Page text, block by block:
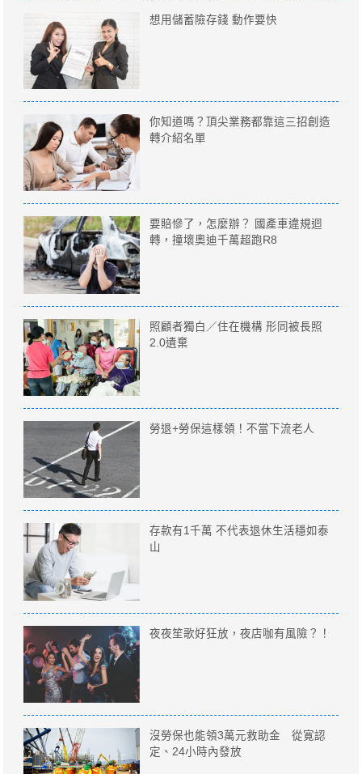
想用儲蓄險存錢 動作要快
你知道嗎？頂尖業務都靠這三招創造
轉介紹名單
要賠慘了，怎麼辦？ 國產車違規迴
轉，撞壞奧迪千萬超跑R8
照顧者獨白／住在機構 形同被長照
2.0遺棄
勞退+勞保這樣領！不當下流老人
存款有1千萬 不代表退休生活穩如泰
山
夜夜笙歌好狂放，夜店咖有風險？！
沒勞保也能領3萬元救助金 從寛認
定、24小時內發放